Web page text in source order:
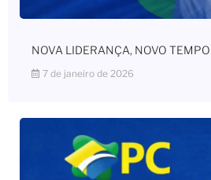
NOVA LIDERANÇA, NOVO
7 de janeiro de 2026